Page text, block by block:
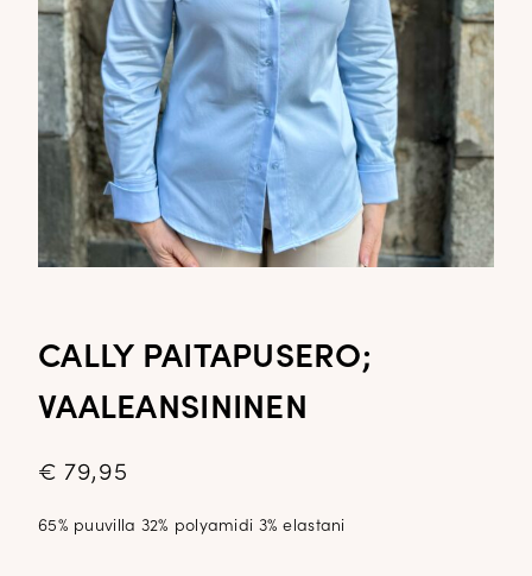
CALLY PAITAPUSERO;
VAALEANSININEN
€ 79,95
65% puuvilla 32% polyamidi 3% elastani